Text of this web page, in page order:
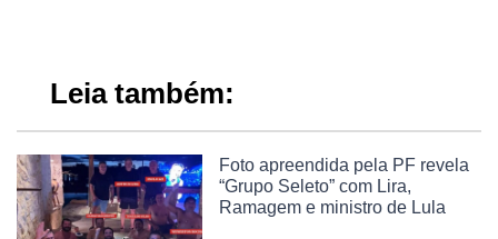
Leia também:
Foto apreendida pela PF revela
“Grupo Seleto” com Lira,
Ramagem e ministro de Lula